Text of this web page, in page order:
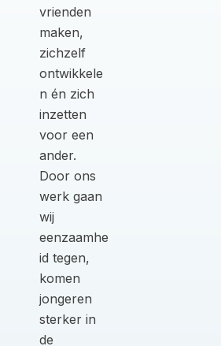
vrienden
maken,
zichzelf
ontwikkele
n én zich
inzetten
voor een
ander.
Door ons
werk gaan
wij
eenzaamhe
id tegen,
komen
jongeren
sterker in
de